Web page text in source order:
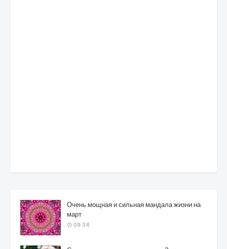
Очень мощная и сильная мандала жизни на
март
09:34